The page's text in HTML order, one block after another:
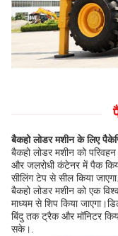
बैकहो लोडर मशीन के लिए
बैकहो लोडर मशीन को परिवहन
और जलरोधी कंटेनर में पैक
सीलिंग टेप से सील किया जाएगा.
बैकहो लोडर मशीन को एक
माध्यम से शिप किया
बिंदु तक ट्रैक और मॉनिटर
सके।.